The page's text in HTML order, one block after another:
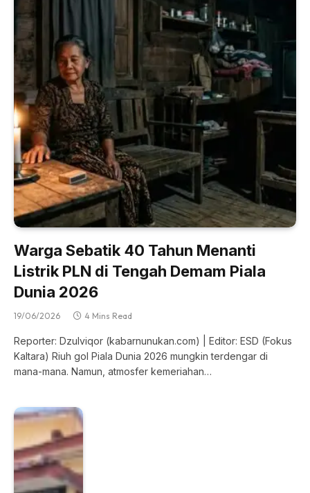
Warga Sebatik 40 Tahun Menanti
Listrik PLN di Tengah Demam Piala
Dunia 2026
19/06/2026 4 Mins Read
Reporter: Dzulviqor (kabarnunukan.com) | Editor: ESD (Fokus
Kaltara) Riuh gol Piala Dunia 2026 mungkin terdengar di
mana-mana. Namun, atmosfer kemeriahan…